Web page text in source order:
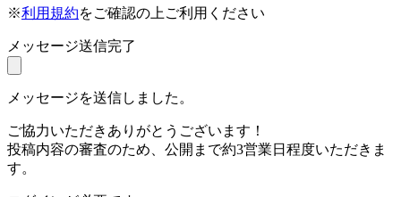
※利用規約をご確認の上ご利用ください
メッセージ送信完了
メッセージを送信しました。
ご協力いただきありがとうございます！
投稿内容の審査のため、公開まで約3営業日程度いただきま
す。